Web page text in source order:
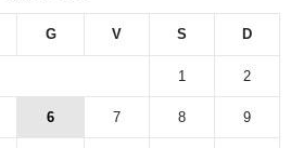
G V S D
1 2
6 7 8 9